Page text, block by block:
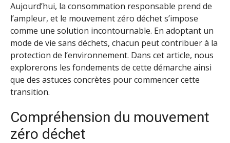
Aujourd’hui, la consommation responsable prend de
l’ampleur, et le mouvement zéro déchet s’impose
comme une solution incontournable. En adoptant un
mode de vie sans déchets, chacun peut contribuer à la
protection de l’environnement. Dans cet article, nous
explorerons les fondements de cette démarche ainsi
que des astuces concrètes pour commencer cette
transition.
Compréhension du mouvement
zéro déchet